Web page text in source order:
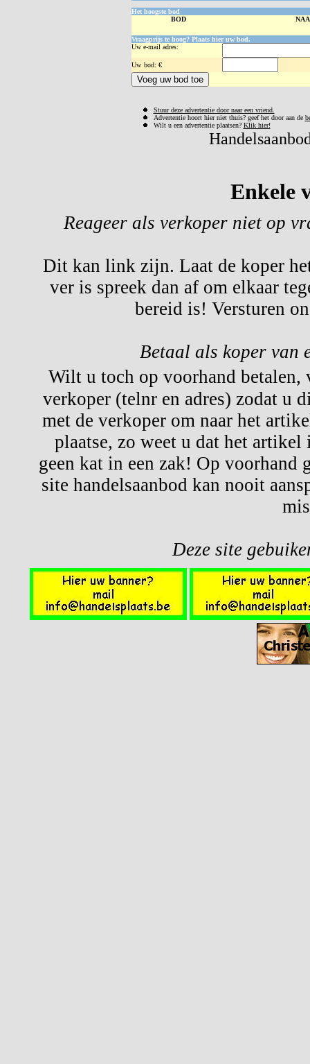
Het hoogste bod
BOD
Vraagprijs te hoog? Plaats hier uw bod.
Uw e-mail adres:
Uw bod: €
Stuur deze advertentie door naar een vriend.
Advertentie hoort hier niet thuis? geef het door aan de
Wilt u een advertentie plaatsen? Klik hier!
Enkele
Reageer als verkoper niet op
Dit kan link zijn. Laat de koper
ver is spreek dan af om elkaar
bereid is! Versturen
Betaal als koper van
Wilt u toch op voorhand
verkoper (telnr en adres) zodat u
met de verkoper om naar het
plaatse, zo weet u dat het artikel
geen kat in een zak! Op
site handelsaanbod kan nooit
Deze site